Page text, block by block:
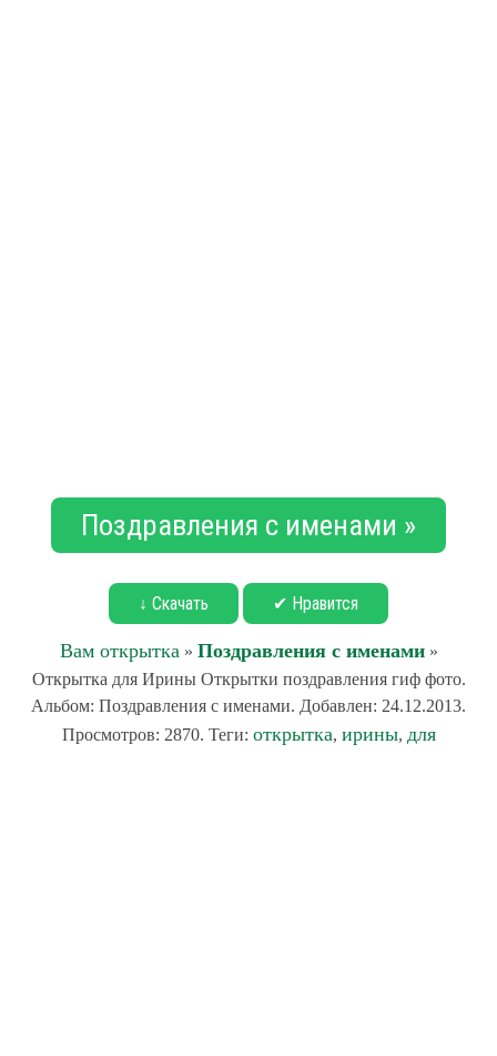
Поздравления с именами »
↓ Скачать ✔ Нравится
Вам открытка » Поздравления с именами»
Открытка для Ирины Открытки поздравления гиф фото.
Альбом: Поздравления с именами. Добавлен: 24.12.2013.
Просмотров: 2870. Теги: открытка, ирины, для